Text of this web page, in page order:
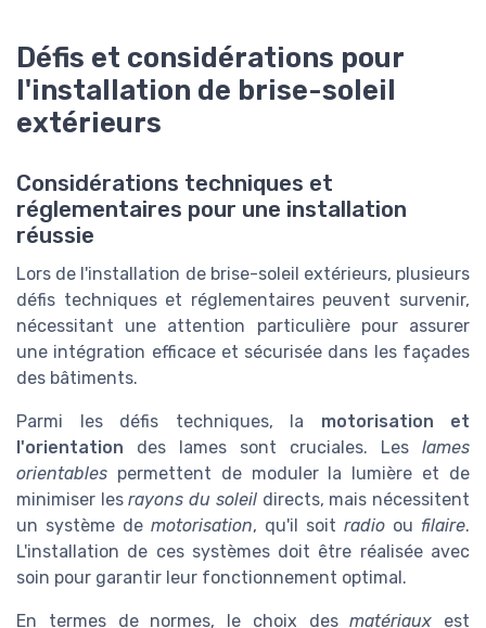
Défis et considérations pour
l'installation de brise-soleil
extérieurs
Considérations techniques et
réglementaires pour une installation
réussie
Lors de l'installation de brise-soleil extérieurs, plusieurs
défis techniques et réglementaires peuvent survenir,
nécessitant une attention particulière pour assurer
une intégration efficace et sécurisée dans les façades
des bâtiments.
Parmi les défis techniques, la motorisation et
l'orientation des lames sont cruciales. Les lames
orientables permettent de moduler la lumière et de
minimiser lesrayons du soleildirects, mais nécessitent
un système de motorisation, qu'il soit radio ou filaire.
L'installation de ces systèmes doit être réalisée avec
soin pour garantir leur fonctionnement optimal.
En termes de normes, le choix desmatériaux est